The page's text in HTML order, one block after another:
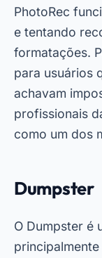
PhotoRec
e tentando
formatações.
para usuários
achavam
profissionais
como um dos
Dumpster
O Dumpster é